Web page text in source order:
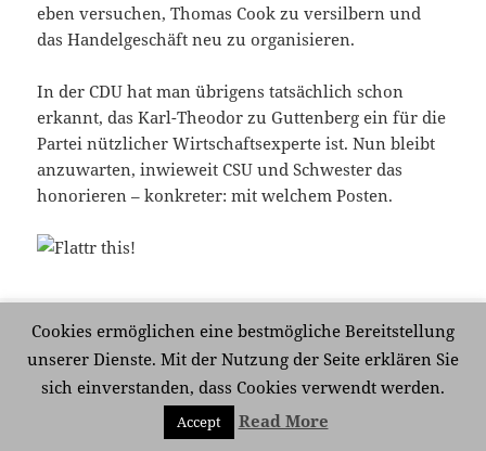
eben versuchen, Thomas Cook zu versilbern und
das Handelgeschäft neu zu organisieren.
In der CDU hat man übrigens tatsächlich schon
erkannt, das Karl-Theodor zu Guttenberg ein für die
Partei nützlicher Wirtschaftsexperte ist. Nun bleibt
anzuwarten, inwieweit CSU und Schwester das
honorieren – konkreter: mit welchem Posten.
Veröffentlicht
7. Juni 2009 Kategorien
Politik ,Wirtschaft Schlagwörter
Arcandor,Karstadt,
Middelhoff Wirtschaftskrise
Guttenberg
Schreibe einen Kommentarzu Mitleidstour
Mit Stolz präsentiert von WordPress
Cookies ermöglichen eine bestmögliche Bereitstellung
unserer Dienste. Mit der Nutzung der Seite erklären Sie
sich einverstanden, dass Cookies verwendt werden.
Accept Read More